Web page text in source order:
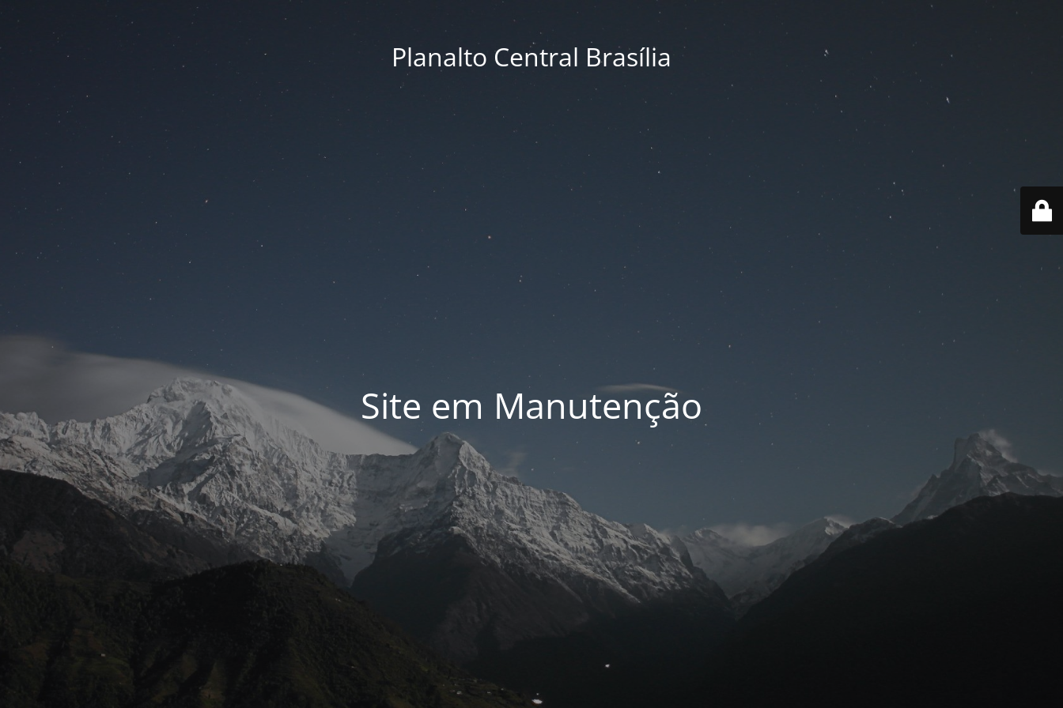
Planalto Central Brasília
Site em Manutenção